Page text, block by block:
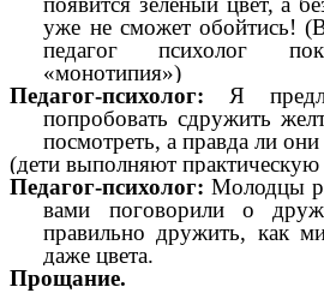
уже не сможет обойтись!
педагог психолог
«монотипия»)
Педагог-психолог:
Я
попробовать сдружить
посмотреть, а правда ли
(дети выполняют практическую
Педагог-психолог: Молодцы
вами поговорили о
правильно дружить, как
даже цвета.
Прощание.